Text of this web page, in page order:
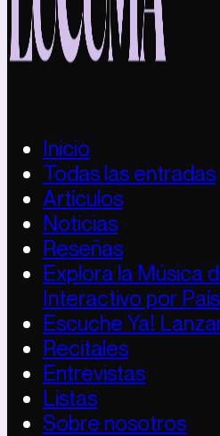
Inicio
Todas las entradas
Artículos
Noticias
Reseñas
Explora la Música
Interactivo por País
Escuche Ya!
Recitales
Entrevistas
Listas
Sobre nosotros